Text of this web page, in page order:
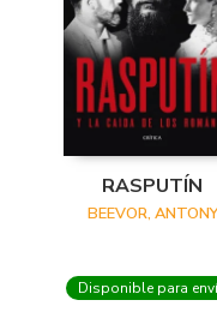
RASPUTÍN
BEEVOR, ANTONY
Disponible para